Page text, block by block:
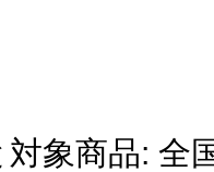
象商品: 全